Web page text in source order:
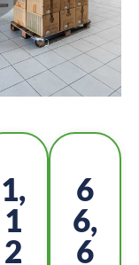
1,
2
0
7
1,
5